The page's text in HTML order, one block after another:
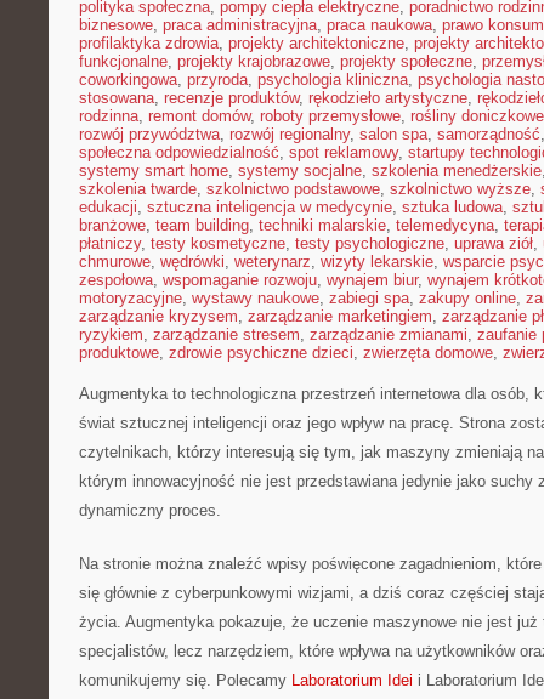
polityka społeczna, pompy ciepła elektryczne, poradnictwo
biznesowe, praca administracyjna, praca naukowa, prawo
profilaktyka zdrowia, projekty architektoniczne, projekty
funkcjonalne, projekty krajobrazowe, projekty społeczne,
coworkingowa, przyroda, psychologia kliniczna, psychologia
stosowana, recenzje produktów, rękodzieło artystyczne,
rodzinna, remont domów, roboty przemysłowe, rośliny doniczkowe
rozwój przywództwa, rozwój regionalny, salon spa, samorządność
społeczna odpowiedzialność, spot reklamowy, startupy
systemy smart home, systemy socjalne, szkolenia menedżerskie
szkolenia twarde, szkolnictwo podstawowe, szkolnictwo wyższe,
edukacji, sztuczna inteligencja w medycynie, sztuka ludowa,
branżowe, team building, techniki malarskie, telemedycyna,
płatniczy, testy kosmetyczne, testy psychologiczne, uprawa ziół,
chmurowe, wędrówki, weterynarz, wizyty lekarskie, wsparcie
zespołowa, wspomaganie rozwoju, wynajem biur, wynajem
motoryzacyjne, wystawy naukowe, zabiegi spa, zakupy online,
zarządzanie kryzysem, zarządzanie marketingiem, zarządzanie
ryzykiem, zarządzanie stresem, zarządzanie zmianami, zaufanie
produktowe, zdrowie psychiczne dzieci, zwierzęta domowe,
Augmentyka to technologiczna przestrzeń internetowa dla osób,
świat sztucznej inteligencji oraz jego wpływ na pracę. Strona
czytelnikach, którzy interesują się tym, jak maszyny zmieniają
którym innowacyjność nie jest przedstawiana jedynie jako suchy
dynamiczny proces.
Na stronie można znaleźć wpisy poświęcone zagadnieniom,
się głównie z cyberpunkowymi wizjami, a dziś coraz częściej
życia. Augmentyka pokazuje, że uczenie maszynowe nie jest już
specjalistów, lecz narzędziem, które wpływa na użytkowników
komunikujemy się. Polecamy Laboratorium Idei i Laboratorium